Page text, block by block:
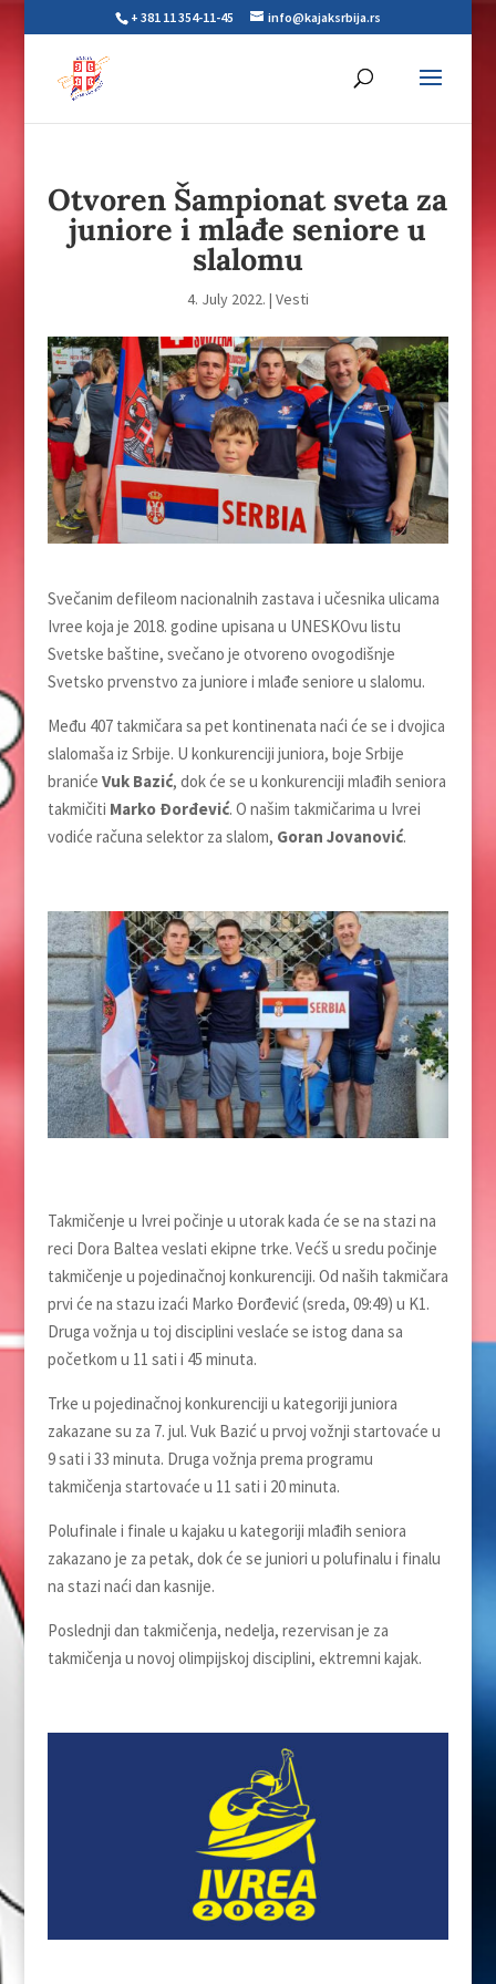
+ 381 11 354-11-45 info@kajaksrbija.rs
Otvoren Šampionat sveta za
juniore i mlađe seniore u
slalomu
4. July 2022. | Vesti
Svečanim defileom nacionalnih zastava i učesnika ulicama
Ivree koja je 2018. godine upisana u UNESKOvu listu
Svetske baštine, svečano je otvoreno ovogodišnje
Svetsko prvenstvo za juniore i mlađe seniore u slalomu.
Među 407 takmičara sa pet kontinenata naći će se i dvojica
slalomaša iz Srbije. U konkurenciji juniora, boje Srbije
braniće Vuk Bazić, dok će se u konkurenciji mlađih seniora
takmičiti Marko Đorđević. O našim takmičarima u Ivrei
vodiće računa selektor za slalom, Goran Jovanović.
Takmičenje u Ivrei počinje u utorak kada će se na stazi na
reci Dora Baltea veslati ekipne trke. Većš u sredu počinje
takmičenje u pojedinačnoj konkurenciji. Od naših takmičara
prvi će na stazu izaći Marko Đorđević (sreda, 09:49) u K1.
Druga vožnja u toj disciplini veslaće se istog dana sa
početkom u 11 sati i 45 minuta.
Trke u pojedinačnoj konkurenciji u kategoriji juniora
zakazane su za 7. jul. Vuk Bazić u prvoj vožnji startovaće u
9 sati i 33 minuta. Druga vožnja prema programu
takmičenja startovaće u 11 sati i 20 minuta.
Polufinale i finale u kajaku u kategoriji mlađih seniora
zakazano je za petak, dok će se juniori u polufinalu i finalu
na stazi naći dan kasnije.
Poslednji dan takmičenja, nedelja, rezervisan je za
takmičenja u novoj olimpijskoj disciplini, ektremni kajak.